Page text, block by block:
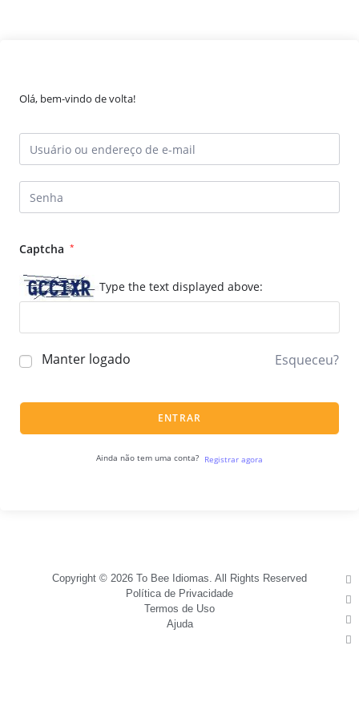
Olá, bem-vindo de volta!
Captcha *
Type the text displayed above:
Manter logado Esqueceu?
ENTRAR
Ainda não tem uma conta? Registrar agora
Copyright © 2026 To Bee Idiomas. All Rights Reserved
Política de Privacidade
Termos de Uso
Ajuda